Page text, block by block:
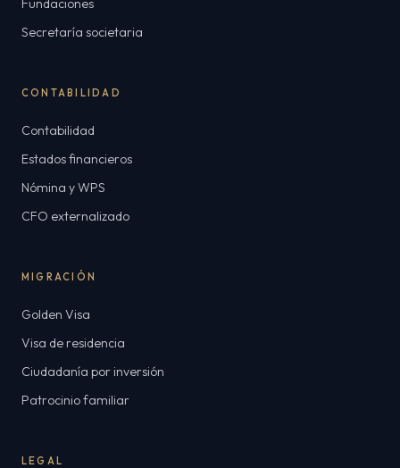
Fundaciones
Secretaría societaria
CONTABILIDAD
Contabilidad
Estados financieros
Nómina y WPS
CFO externalizado
MIGRACIÓN
Golden Visa
Visa de residencia
Ciudadanía por inversión
Patrocinio familiar
LEGAL